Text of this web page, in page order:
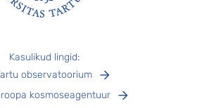
Kasulikud lingid:
observatoorium
kosmoseagentuur